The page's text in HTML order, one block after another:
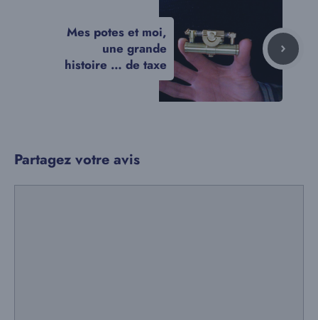
Mes potes et moi,
une grande
histoire … de taxe
Partagez votre avis